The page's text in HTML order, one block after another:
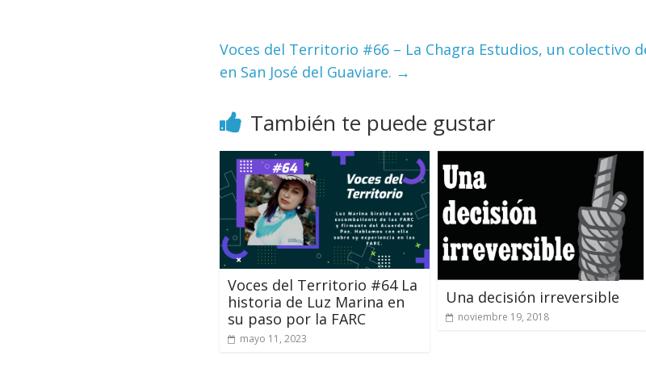
Voces del Territorio #66 – La Chagra Estudios, un colectivo
en San José del Guaviare. →
También te puede gustar
Voces del Territorio #64 La
historia de Luz Marina en
su paso por la FARC
mayo 11, 2023
Una decisión irreversible
noviembre 19, 2018